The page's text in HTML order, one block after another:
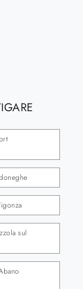
sul